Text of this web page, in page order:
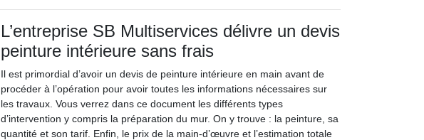
L’entreprise SB Multiservices délivre un devis
peinture intérieure sans frais
Il est primordial d’avoir un devis de peinture intérieure en main avant de
procéder à l’opération pour avoir toutes les informations nécessaires sur
les travaux. Vous verrez dans ce document les différents types
d’intervention y compris la préparation du mur. On y trouve : la peinture, sa
quantité et son tarif. Enfin, le prix de la main-d’œuvre et l’estimation totale